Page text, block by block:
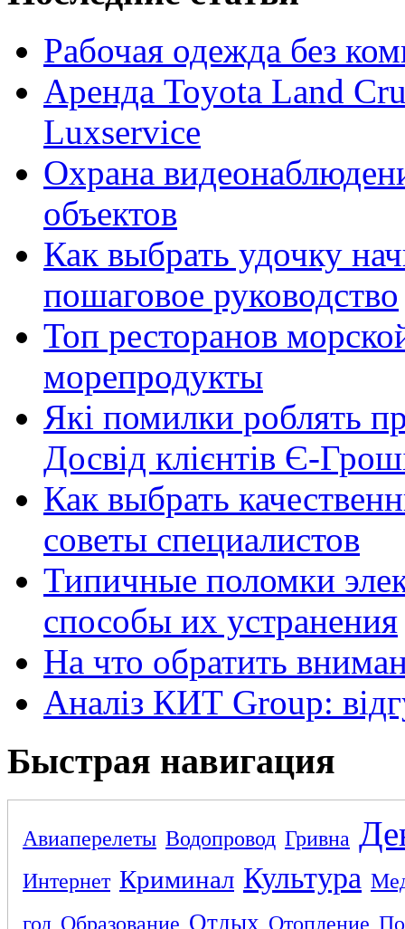
Рабочая одежда без
Аренда Toyota Land
Luxservice
Охрана
объектов
Как выбрать удочку
пошаговое руководство
Топ ресторанов
морепродукты
Які помилки роблять
Досвід клієнтів Є-
Как выбрать
советы специалистов
Типичные поломки
способы их устранения
На что обратить
Аналіз КИТ Group:
Быстрая навигация
Авиаперелеты Водопровод Гривна
Интернет Криминал Культура
год Образование Отдых Отопление